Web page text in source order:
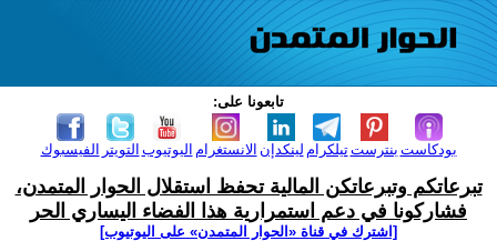
تابعونا على:
الفيسبوك التويتر اليوتيوب الانستغرام لينكدإن تيلكرامبنترست بودكاست
تبرعاتكم وتبرعاتكن المالية تحفظ استقلال الحوار المتمدن،
فشاركونا في دعم استمرارية هذا الفضاء اليساري الحر
[اشترك في قناة ‫«الحوار المتمدن» على اليوتيوب]